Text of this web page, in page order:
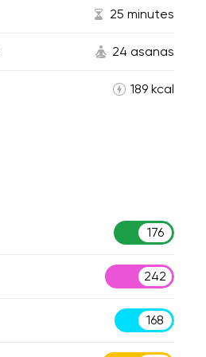
25 minutes
24 asanas
189 kcal
176
242
168